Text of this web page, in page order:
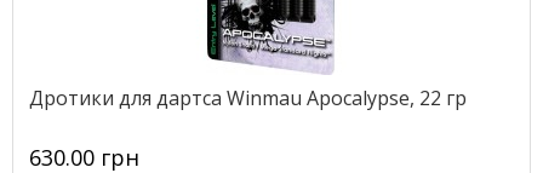
Дротики для дартса Winmau Apocalypse, 22 гр
630.00 грн